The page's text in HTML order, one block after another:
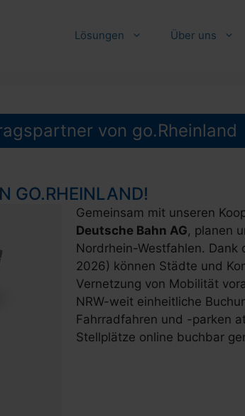
Lösungen Über uns
von go.Rheinland
GO.RHEINLAND!
Gemeinsam mit unseren
Deutsche Bahn AG, planen
Nordrhein-Westfahlen.
2026) können Städte und
Vernetzung von Mobilität
NRW-weit einheitliche
Fahrradfahren und -parken
Stellplätze online buchbar